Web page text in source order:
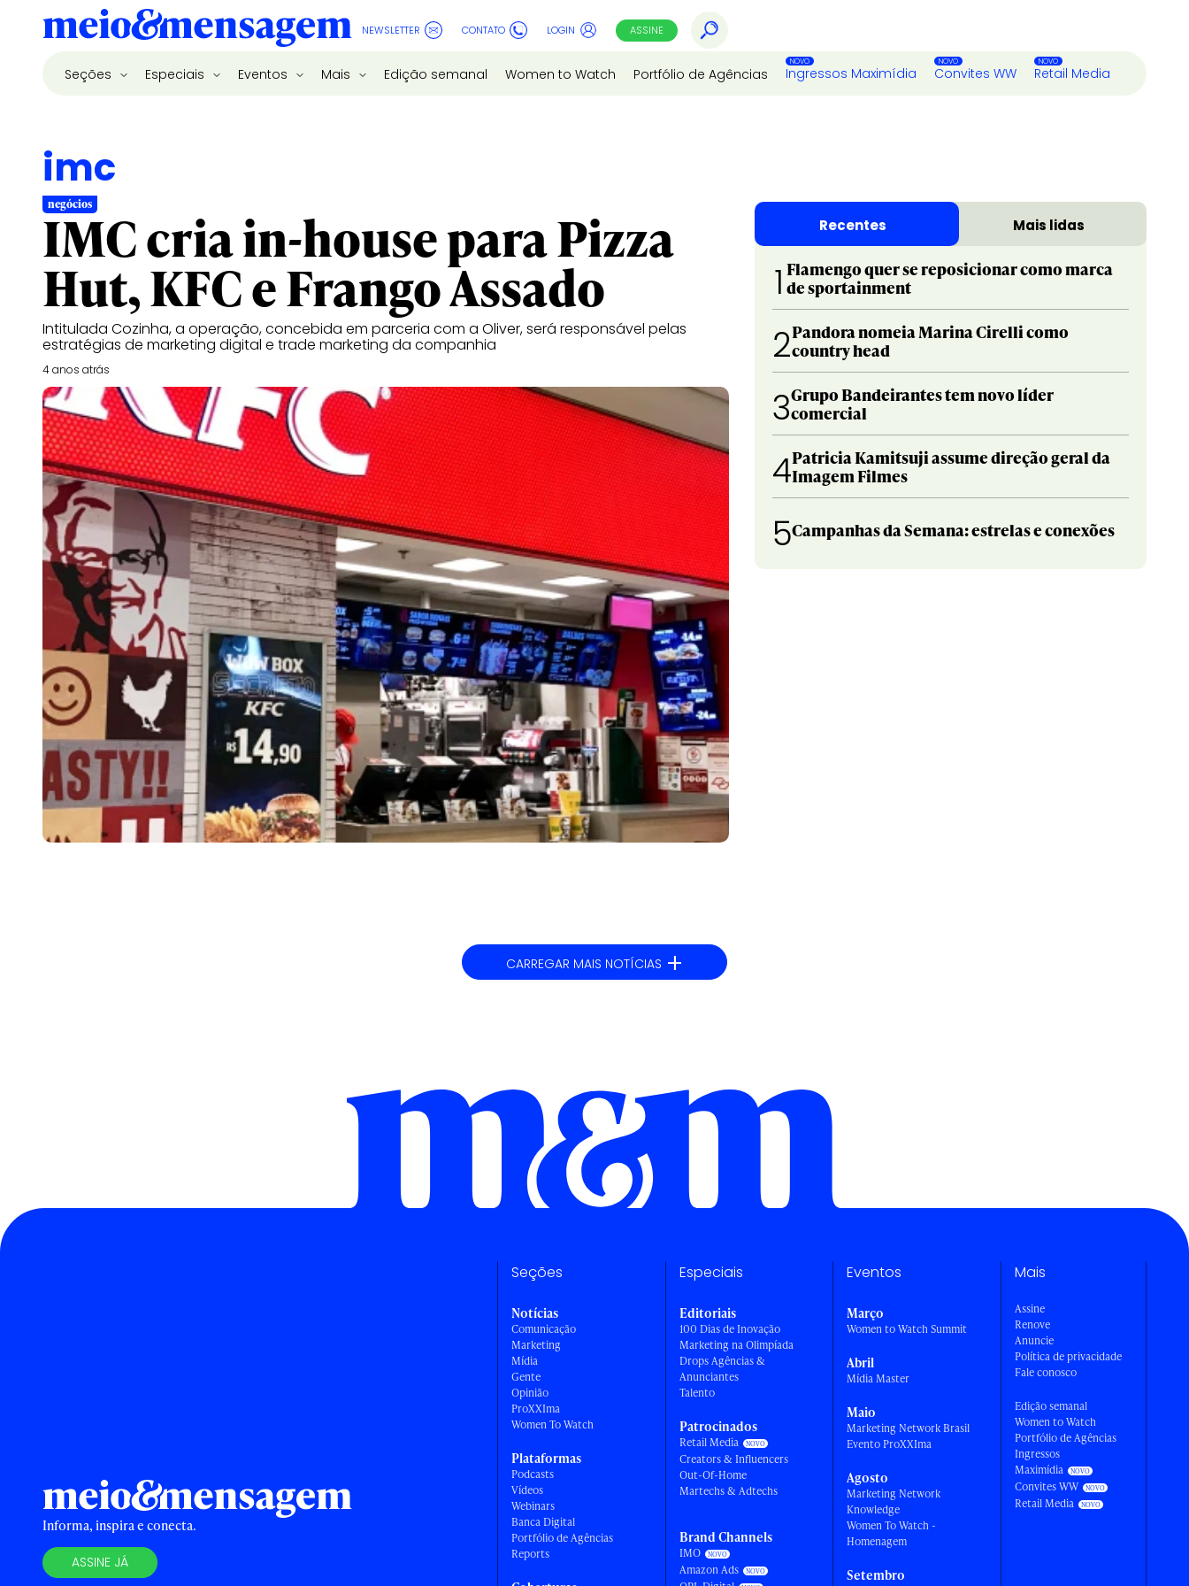
NEWSLETTER CONTATO LOGIN ASSINE
Seções Especiais Eventos Mais Edição semanal Women to Watch Portfólio de Agências Ingressos Maximídia Convites WW Retail Media
imc
negócios
IMC cria in-house para Pizza
Hut, KFC e Frango Assado
Intitulada Cozinha, a operação, concebida em parceria com a Oliver, será responsável pelas
estratégias de marketing digital e trade marketing da companhia
4 anos atrás
Recentes Mais lidas
1 Flamengo quer se reposicionar como marca
de sportainment
2Pandora nomeia Marina Cirelli como
country head
3Grupo Bandeirantes tem novo líder
comercial
4Patricia Kamitsuji assume direção geral da
Imagem Filmes
5Campanhas da Semana: estrelas e conexões
CARREGAR MAIS NOTÍCIAS +
Informa, inspira e conecta.
ASSINE JÁ
Seções
Notícias
Comunicação
Marketing
Mídia
Gente
Opinião
ProXXIma
Women To Watch
Plataformas
Podcasts
Vídeos
Webinars
Banca Digital
Portfólio de Agências
Reports
Especiais
Editoriais
100 Dias de Inovação
Marketing na Olimpíada
Drops Agências &
Anunciantes
Talento
Patrocinados
Retail Media
Creators & Influencers
Out-Of-Home
Martechs & Adtechs
Brand Channels
IMO
Amazon Ads
Eventos
Março
Women to Watch Summit
Abril
Mídia Master
Maio
Marketing Network Brasil
Evento ProXXIma
Agosto
Marketing Network
Knowledge
Women To Watch -
Homenagem
Setembro
Mais
Assine
Renove
Anuncie
Política de privacidade
Fale conosco
Edição semanal
Women to Watch
Portfólio de Agências
Ingressos
Maximídia
Convites WW
Retail Media